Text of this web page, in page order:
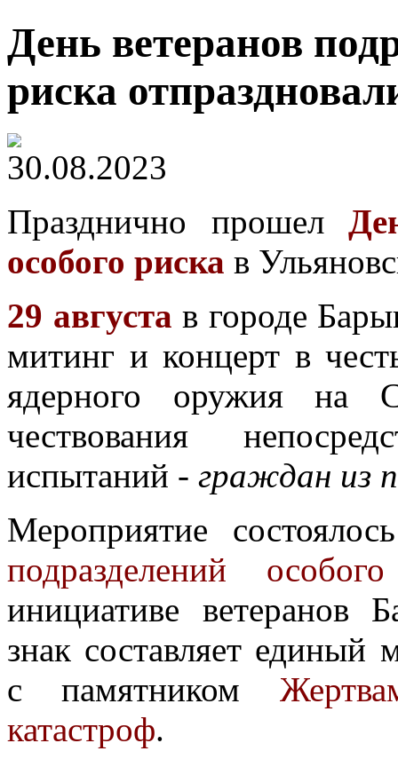
День ветеранов
риска
30.08.2023
Празднично прошел
особого риска в
29 августа в городе
митинг и концерт в
ядерного оружия на
чествования
испытаний - граждан из
Мероприятие
подразделений
инициативе ветеранов
знак составляет единый
с памятником
катастроф.